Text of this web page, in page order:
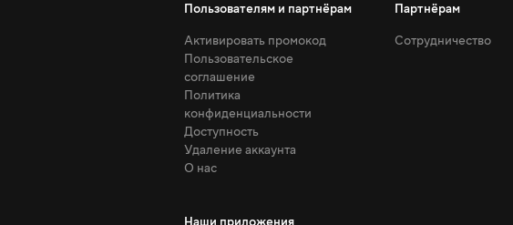
Пользователям и партнёрам
Активировать промокод
Пользовательское
соглашение
Политика
конфиденциальности
Доступность
Удаление аккаунта
О нас
Партнёрам
Сотрудничество